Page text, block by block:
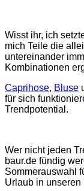
Wisst ihr, ich
mich Teile die
untereinander
Kombinationen
Caprihose, Bluse
für sich
Trendpotential.
Wer nicht jeden
baur.de fündig
Sommerauswahl
Urlaub in